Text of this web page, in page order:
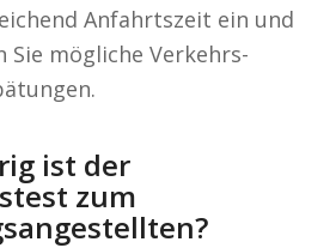
Anfahrtszeit ein und
Sie mögliche Verkehrs-
ist der
zum